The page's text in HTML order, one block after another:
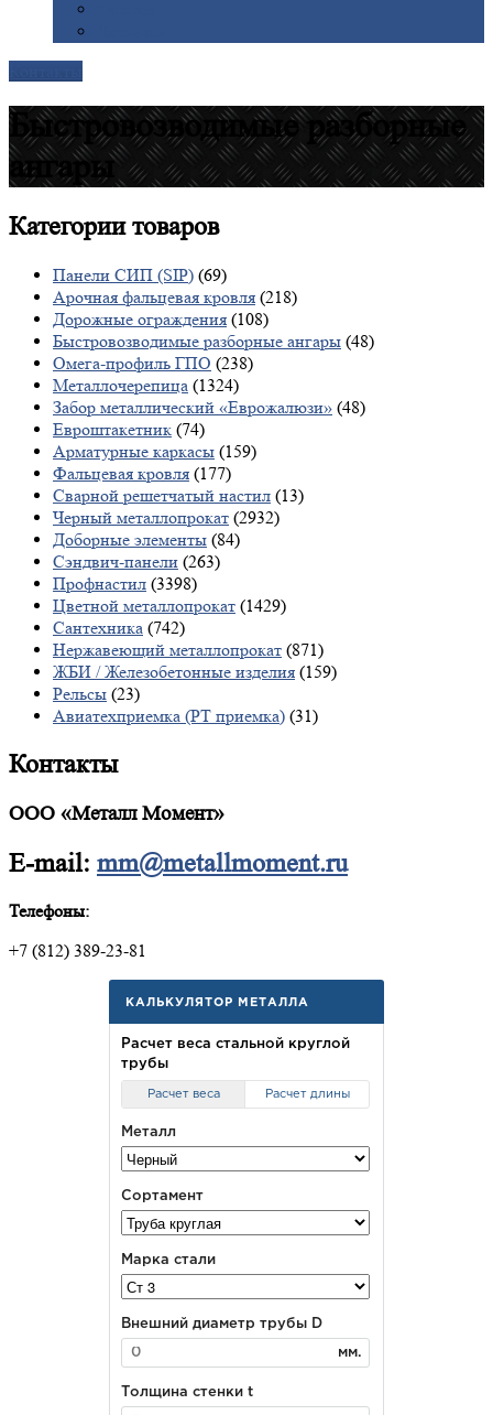
Быстровозводимые разборные
ангары
Категориитоваров
Панели СИП (SIP) (69)
Арочная фальцевая кровля (218)
Дорожные ограждения (108)
Быстровозводимые разборные ангары (48)
Омега-профиль ГПО (238)
Металлочерепица (1324)
Забор металлический «Еврожалюзи» (48)
Евроштакетник (74)
Арматурные каркасы (159)
Фальцевая кровля (177)
Сварной решетчатый настил (13)
Черный металлопрокат (2932)
Доборные элементы (84)
Сэндвич-панели (263)
Профнастил (3398)
Цветной металлопрокат (1429)
Сантехника (742)
Нержавеющий металлопрокат (871)
ЖБИ / Железобетонные изделия (159)
Рельсы (23)
Авиатехприемка (РТ приемка) (31)
Контакты
ООО «Металл Момент»
E-mail: mm@metallmoment.ru
Телефоны:
+7 (812) 389-23-81